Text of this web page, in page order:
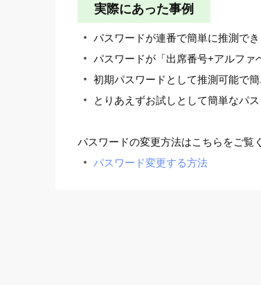
実際にあった事例
パスワードが連番で簡単に推測でき
パスワードが「出席番号+アルファ
初期パスワードとして推測可能で
とりあえずお試しとして簡単なパ
パスワードの変更方法はこちらをご覧
パスワード変更する方法